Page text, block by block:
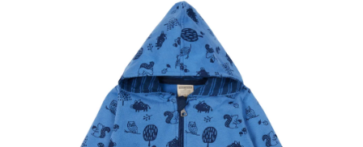
hvězdiček.